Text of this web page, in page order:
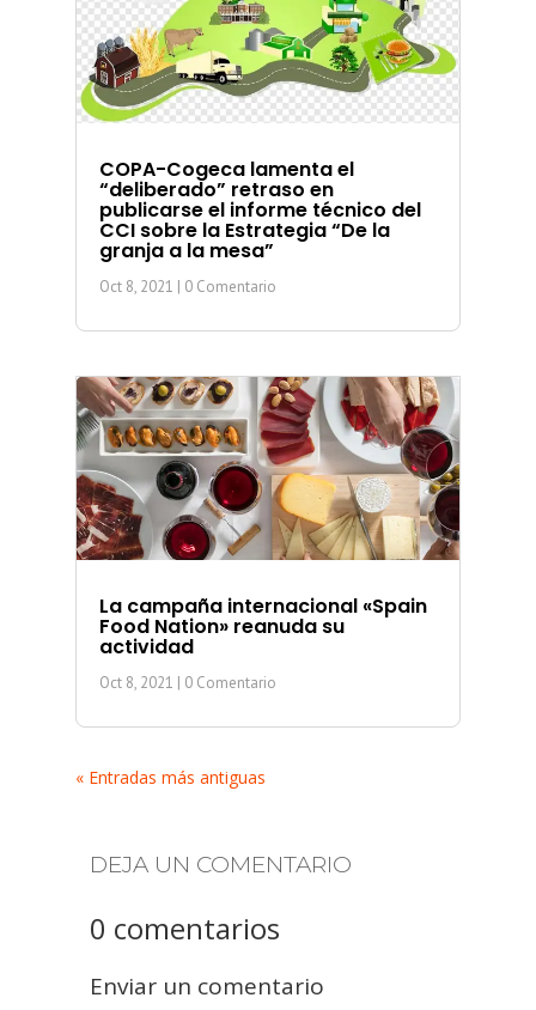
COPA-Cogeca lamenta el
“deliberado” retraso en
publicarse el informe técnico del
CCI sobre la Estrategia “De la
granja a la mesa”
Oct 8, 2021 | 0 Comentario
La campaña internacional «Spain
Food Nation» reanuda su
actividad
Oct 8, 2021 | 0 Comentario
« Entradas más antiguas
DEJA UN COMENTARIO
0 comentarios
Enviar un comentario